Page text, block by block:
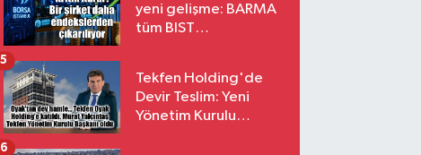
yeni gelişme: BARMA
tüm BIST
Tekfen Holding'de
Devir Teslim: Yeni
Yönetim Kurulu
5
6